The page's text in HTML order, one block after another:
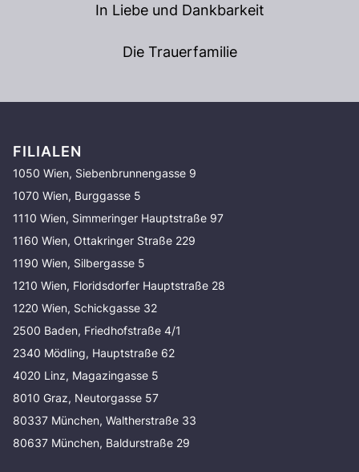
In Liebe und Dankbarkeit
Die Trauerfamilie
FILIALEN
1050 Wien, Siebenbrunnengasse 9
1070 Wien, Burggasse 5
1110 Wien, Simmeringer Hauptstraße 97
1160 Wien, Ottakringer Straße 229
1190 Wien, Silbergasse 5
1210 Wien, Floridsdorfer Hauptstraße 28
1220 Wien, Schickgasse 32
2500 Baden, Friedhofstraße 4/1
2340 Mödling, Hauptstraße 62
4020 Linz, Magazingasse 5
8010 Graz, Neutorgasse 57
80337 München, Waltherstraße 33
80637 München, Baldurstraße 29